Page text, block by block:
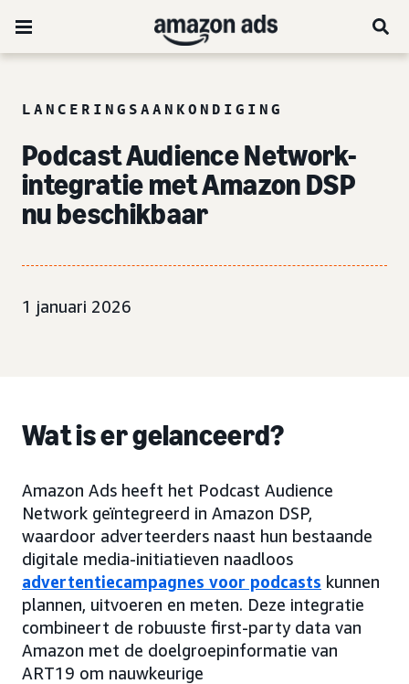
LANCERINGSAANKONDIGING
Podcast Audience Network-
integratie met Amazon DSP
nu beschikbaar
1 januari 2026
Wat is er gelanceerd?
Amazon Ads heeft het Podcast Audience
Network geïntegreerd in Amazon DSP,
waardoor adverteerders naast hun bestaande
digitale media-initiatieven naadloos
advertentiecampagnes voor podcasts kunnen
plannen, uitvoeren en meten. Deze integratie
combineert de robuuste first-party data van
Amazon met de doelgroepinformatie van
ART19 om nauwkeurige